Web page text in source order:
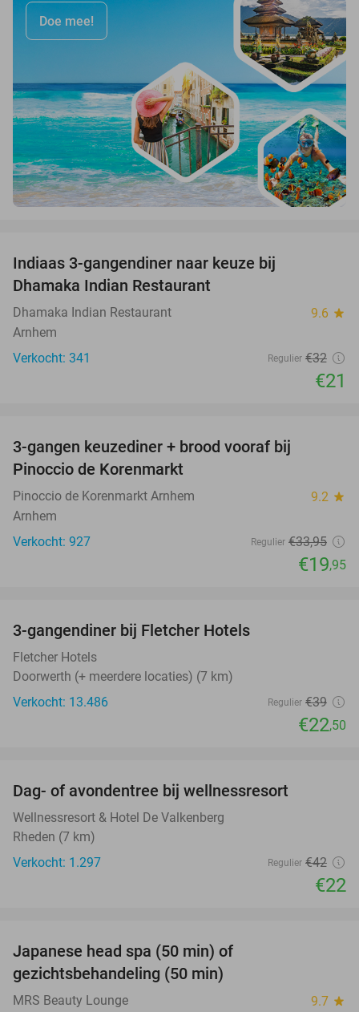
Doe mee!
Indiaas 3-gangendiner naar keuze bij
Dhamaka Indian Restaurant
Dhamaka Indian Restaurant 9.6 star
Arnhem
Verkocht: 341
Regulier €32
€21
3-gangen keuzediner + brood vooraf bij
Pinoccio de Korenmarkt
Pinoccio de Korenmarkt Arnhem 9.2 star
Arnhem
Verkocht: 927
Regulier €33,95
€19,95
3-gangendiner bij Fletcher Hotels
Fletcher Hotels
Doorwerth (+ meerdere locaties) (7 km)
Verkocht: 13.486
Regulier €39
€22,50
Dag- of avondentree bij wellnessresort
Wellnessresort & Hotel De Valkenberg
Rheden (7 km)
Verkocht: 1.297
Regulier €42
€22
Japanese head spa (50 min) of
gezichtsbehandeling (50 min)
MRS Beauty Lounge 9.7 star